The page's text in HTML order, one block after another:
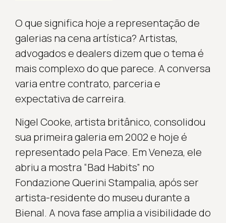
O que significa hoje a representação de
galerias na cena artística? Artistas,
advogados e dealers dizem que o tema é
mais complexo do que parece. A conversa
varia entre contrato, parceria e
expectativa de carreira.
Nigel Cooke, artista britânico, consolidou
sua primeira galeria em 2002 e hoje é
representado pela Pace. Em Veneza, ele
abriu a mostra “Bad Habits” no
Fondazione Querini Stampalia, após ser
artista-residente do museu durante a
Bienal. A nova fase amplia a visibilidade do